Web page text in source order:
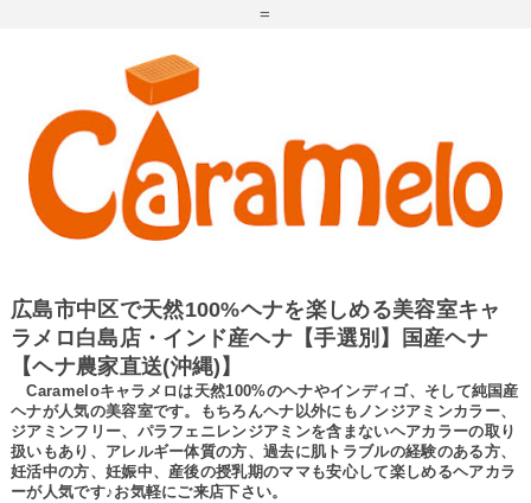
=
広島市中区で天然100%ヘナを楽しめる美容室キャ
ラメロ白島店・インド産ヘナ【手選別】国産ヘナ
【ヘナ農家直送(沖縄)】
Carameloキャラメロは天然100%のヘナやインディゴ、そして純国産
ヘナが人気の美容室です。もちろんヘナ以外にもノンジアミンカラー、
ジアミンフリー、パラフェニレンジアミンを含まないヘアカラーの取り
扱いもあり、アレルギー体質の方、過去に肌トラブルの経験のある方、
妊活中の方、妊娠中、産後の授乳期のママも安心して楽しめるヘアカラ
ーが人気です♪お気軽にご来店下さい。